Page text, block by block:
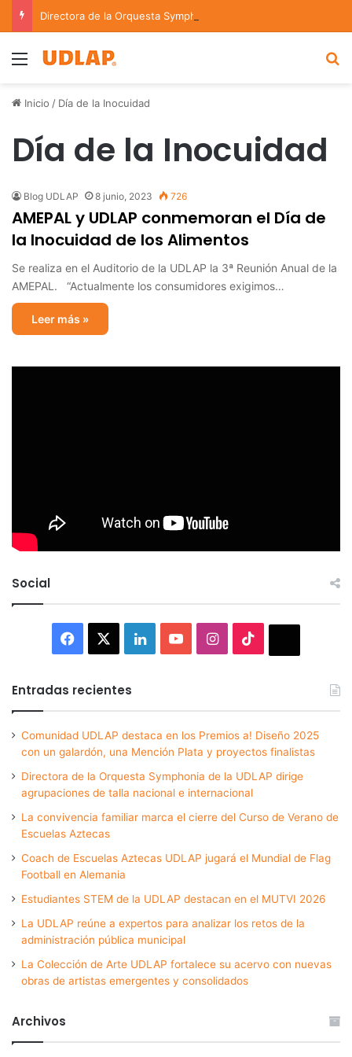
Menu
Inicio / Día de la Inocuidad
Día de la Inocuidad
Blog UDLAP 8 junio, 2023 726
AMEPAL y UDLAP conmemoran el Día de
la Inocuidad de los Alimentos
Se realiza en el Auditorio de la UDLAP la 3ª Reunión Anual de la
AMEPAL. “Actualmente los consumidores exigimos…
Leer más »
Social
Facebook LinkedInYouTubeInstagram
Entradas recientes
Comunidad UDLAP destaca en los Premios a! Diseño 2025
con un galardón, una Mención Plata y proyectos finalistas
Directora de la Orquesta Symphonia de la UDLAP dirige
agrupaciones de talla nacional e internacional
La convivencia familiar marca el cierre del Curso de Verano de
Escuelas Aztecas
Coach de Escuelas Aztecas UDLAP jugará el Mundial de Flag
Football en Alemania
Estudiantes STEM de la UDLAP destacan en el MUTVI 2026
La UDLAP reúne a expertos para analizar los retos de la
administración pública municipal
La Colección de Arte UDLAP fortalece su acervo con nuevas
obras de artistas emergentes y consolidados
Archivos